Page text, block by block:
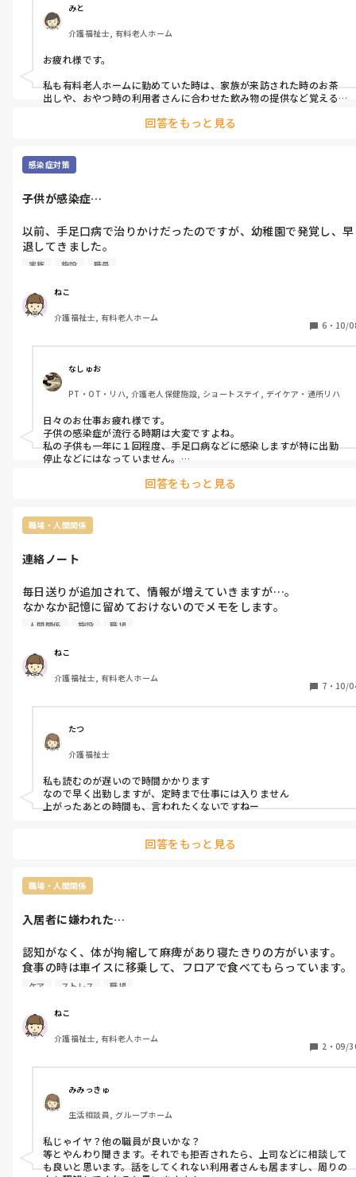
経験者の中途でも、しっかり教えてくれる施設ってあるのでしょ
うか…。
私が結婚を機に退社した施設では正社員でしたが、未経験という
こともあり、しっかり教えてもらえました。そこでは新卒が入社
してくることが多かったので、かなり手厚く教えていました…。
みと
介護福祉士, 有料老人ホーム
お疲れ様です。
私も有料老人ホームに勤めていた時は、家族が来訪された時のお茶
出しや、おやつ時の利用者さんに合わせた飲み物の提供など覚える
あまり気負わなくて大丈夫だと思います☺️
回答をもっと見る
感染症対策
子供が感染症…
以前、手足口病で治りかけだったのですが、幼稚園で発覚し、早
退してきました。
昨日、また手足口病にかかったことがわかりました。
前回は勤めてる施設に連絡したところ、出勤することになりまし
た。
手足口病は家族がかかっても出勤しても大丈夫な施設が多いので
前回が出勤になったので、今回もとりあえず連絡するべきか迷っ
ています。
家族 施設 職員
ねこ
介護福祉士, 有料老人ホーム
6 ・ 10/
なしゅお
PT・OT・リハ, 介護老人保健施設, ショートステイ, デイケア・通所リハ
日々のお仕事お疲れ様です。
子供の感染症が流行る時期は大変ですよね。
私の子供も一年に１回程度、手足口病などに感染しますが特に出勤
停止などにはなっていません。
回答をもっと見る
職場・人間関係
連絡ノート
毎日送りが追加されて、情報が増えていきますが…。
なかなか記憶に留めておけないのでメモをします。
週に3，4日ほどの勤務で3日ぶりの出勤になると送りがかなり増
ら）
出勤時はなかなか早めに行くことができず、業務が終わった後に
残って読んだりしています。
の？」と嫌そうにする人がいます…。
今日は私が帰ると１５時まで１人になるとボヤいていました。な
ので、私がフラフラといると腹が立つのでしょうか…。
なるべく早く出勤して読みたいのですが、子供を送ってからの出
勤なのでなかなかうまくいきません…。
それでもなんとか早めに出勤して読む分には大丈夫でしょうか？
それも、早く出勤してるなら１人でも排泄してほしいと思われて
ように必死に読む人に会ったことないので…。
その職場によって違うと思いますが意見を聞かせて頂けたら助か
人間関係 施設 職場
ねこ
介護福祉士, 有料老人ホーム
7 ・ 10/
たつ
介護福祉士
私も読むのが遅いので時間かかります
なので早く出勤しますが、定時まで仕事には入りません
上がったあとの時間も、言われたくないですねー
回答をもっと見る
職場・人間関係
入居者に嫌われた…
認知がなく、体が拘縮して麻痺があり寝たきりの方がいます。
食事の時は車イスに移乗して、フロアで食べてもらっています。
全介助なのですが…以前、食介の時にスプーンが歯に当たってし
それから、また食介するチャンスがあり、なんとか全量食べても
らいました。
ところが、今日は「もういらない。」と拒否されてしまいまし
全量食べてもらった日に排泄に入った時に布団は1枚かけるだけ
でいいか…と聞いたのですが、答えてくれていたにも関わらず全
く聞き取れず、苛つかせてしまったことが原因かな…と思いま
はじめに拒否された時も、その前のケアでよかれと思って話しか
けても聞き取れず、しつこく話しかけすぎてしまったことが原因
だと思います。そのうえで何回か食事介助していた時もスプーン
ケア ストレス 職場
ねこ
介護福祉士, 有料老人ホーム
2 ・ 09/
みみっきゅ
生活相談員, グループホーム
私じゃイヤ？他の職員が良いかな？
等とやんわり聞きます。それでも拒否されたら、上司などに相談して
も良いと思います。話をしてくれない利用者さんも居ますし、周りの